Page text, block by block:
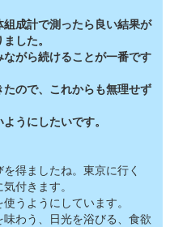
成計で測ったら良い結果が
した。
がら続けることが一番です
ので、これからも無理せず
うにしたいです。
得ましたね。東京に行く
付きます。
うようにしています。
わう、日光を浴びる、食欲